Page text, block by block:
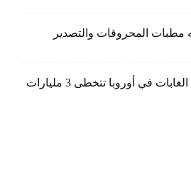
مطبات المحروقات والتصدير
خسائر حرائق الغابات في أوروبا تتخطى 3 مليارات